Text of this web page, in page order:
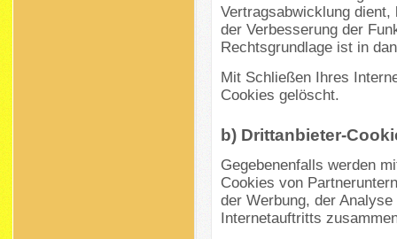
Vertragsabwicklung
der Verbesserung der
Rechtsgrundlage ist in
Mit Schließen Ihres
Cookies gelöscht.
b) Drittanbieter-
Gegebenenfalls werden
Cookies von
der Werbung, der
Internetauftritts